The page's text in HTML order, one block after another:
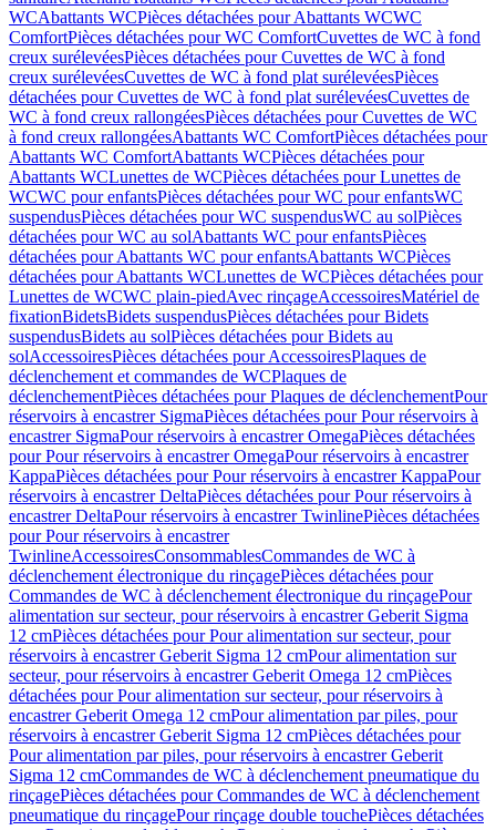
WCAbattants WCPièces détachées pour Abattants WCWC
ComfortPièces détachées pour WC ComfortCuvettes de WC à fond
creux surélevéesPièces détachées pour Cuvettes de WC à fond
creux surélevéesCuvettes de WC à fond plat surélevéesPièces
détachées pour Cuvettes de WC à fond plat surélevéesCuvettes de
WC à fond creux rallongéesPièces détachées pour Cuvettes de WC
à fond creux rallongéesAbattants WC ComfortPièces détachées pour
Abattants WC ComfortAbattants WCPièces détachées pour
Abattants WCLunettes de WCPièces détachées pour Lunettes de
WCWC pour enfantsPièces détachées pour WC pour enfantsWC
suspendusPièces détachées pour WC suspendusWC au solPièces
détachées pour WC au solAbattants WC pour enfantsPièces
détachées pour Abattants WC pour enfantsAbattants WCPièces
détachées pour Abattants WCLunettes de WCPièces détachées pour
Lunettes de WCWC plain-piedAvec rinçageAccessoiresMatériel de
fixationBidetsBidets suspendusPièces détachées pour Bidets
suspendusBidets au solPièces détachées pour Bidets au
solAccessoiresPièces détachées pour AccessoiresPlaques de
déclenchement et commandes de WCPlaques de
déclenchementPièces détachées pour Plaques de déclenchementPour
réservoirs à encastrer SigmaPièces détachées pour Pour réservoirs à
encastrer SigmaPour réservoirs à encastrer OmegaPièces détachées
pour Pour réservoirs à encastrer OmegaPour réservoirs à encastrer
KappaPièces détachées pour Pour réservoirs à encastrer KappaPour
réservoirs à encastrer DeltaPièces détachées pour Pour réservoirs à
encastrer DeltaPour réservoirs à encastrer TwinlinePièces détachées
pour Pour réservoirs à encastrer
TwinlineAccessoiresConsommablesCommandes de WC à
déclenchement électronique du rinçagePièces détachées pour
Commandes de WC à déclenchement électronique du rinçagePour
alimentation sur secteur, pour réservoirs à encastrer Geberit Sigma
12 cmPièces détachées pour Pour alimentation sur secteur, pour
réservoirs à encastrer Geberit Sigma 12 cmPour alimentation sur
secteur, pour réservoirs à encastrer Geberit Omega 12 cmPièces
détachées pour Pour alimentation sur secteur, pour réservoirs à
encastrer Geberit Omega 12 cmPour alimentation par piles, pour
réservoirs à encastrer Geberit Sigma 12 cmPièces détachées pour
Pour alimentation par piles, pour réservoirs à encastrer Geberit
Sigma 12 cmCommandes de WC à déclenchement pneumatique du
rinçagePièces détachées pour Commandes de WC à déclenchement
pneumatique du rinçagePour rinçage double touchePièces détachées